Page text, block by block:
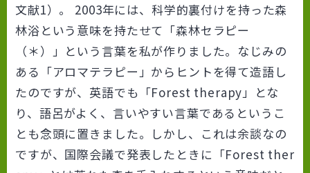
文献1）。 2003年には、科学的裏付けを持った森
林浴という意味を持たせて「森林セラピー
（＊）」という言葉を私が作りました。なじみの
ある「アロマテラピー」からヒントを得て造語し
たのですが、英語でも「Forest therapy」とな
り、語呂がよく、言いやすい言葉であるというこ
とも念頭に置きました。しかし、これは余談なの
ですが、国際会議で発表したときに「Forest ther